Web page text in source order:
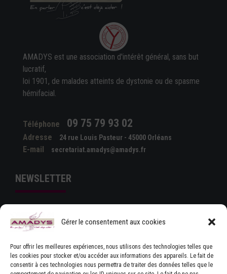
Gérer le consentement aux cookies
Pour offrir les meilleures expériences, nous utilisons des technologies telles que
les cookies pour stocker et/ou accéder aux informations des appareils. Le fait de
consentir à ces technologies nous permettra de traiter des données telles que le
AMADYS est une association d'intérêt général, sans but
lucratif,
loi 1901, de malades atteints de dystonie ou de spasme
hémifacial.
Téléphone 09 75 79 93 02
Adresse 24 rue Louis Pasteur - 45000 Orléans
E-mail secretariat.amadys@amadys.fr
NEWSLETTER